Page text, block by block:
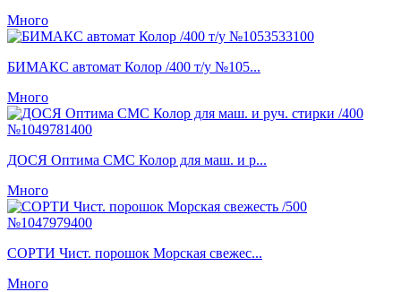
Много
БИМАКС автомат Колор /400 т/у №105...
Много
ДОСЯ Оптима СМС Колор для маш. и р...
Много
СОРТИ Чист. порошок Морская свежес...
Много